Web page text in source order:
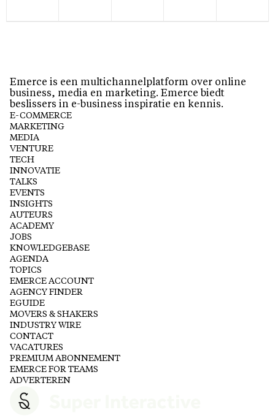
Emerce is een multichannelplatform over online
business, media en marketing. Emerce biedt
beslissers in e-business inspiratie en kennis.
E-COMMERCE
MARKETING
MEDIA
VENTURE
TECH
INNOVATIE
TALKS
EVENTS
INSIGHTS
AUTEURS
ACADEMY
JOBS
KNOWLEDGEBASE
AGENDA
TOPICS
EMERCE ACCOUNT
AGENCY FINDER
EGUIDE
MOVERS & SHAKERS
INDUSTRY WIRE
CONTACT
VACATURES
PREMIUM ABONNEMENT
EMERCE FOR TEAMS
ADVERTEREN